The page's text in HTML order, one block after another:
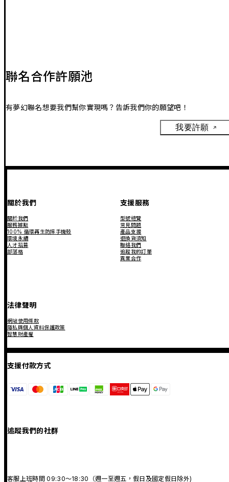
聯名合作許願池
有夢幻聯名想要我們幫你實現嗎？告訴我們你的願望吧！
我要許願
關於我們
關於我們
服務據點
100% 循環再生防摔手機殼
環境永續
人才招募
部落格
支援服務
型號總覽
常見問題
產品支援
退換貨須知
聯絡我們
追蹤我的訂單
異業合作
法律聲明
網站使用條款
隱私與個人資料保護政策
智慧財產權
支援付款方式
追蹤我們的社群
客服上班時間 09:30～18:30（週一至週五，假日及國定假日除外)